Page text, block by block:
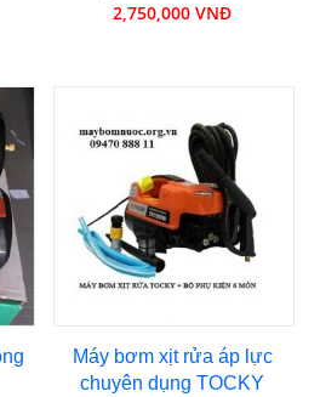
2,750,000 VNĐ
Máy bơm xịt rửa áp lực
chuyên dụng TOCKY